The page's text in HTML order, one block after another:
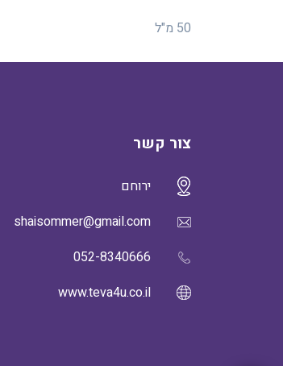
50 מ"ל
צור קשר
ירוחם
shaisommer@gmail.com
052-8340666
www.teva4u.co.il